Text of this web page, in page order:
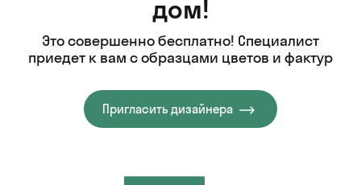
дом!
Это совершенно бесплатно! Специалист
приедет к вам с образцами цветов и фактур
Пригласить дизайнера